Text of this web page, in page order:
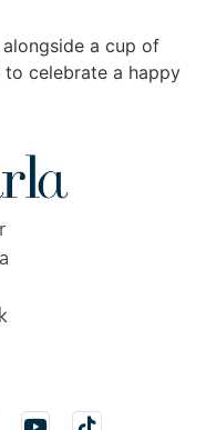
a cup of
celebrate a happy